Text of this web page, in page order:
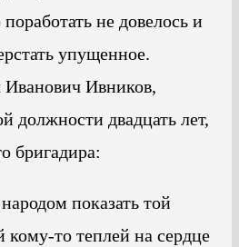
не довелось и
упущенное.
Ивников,
должности двадцать лет,
бригадира:
показать той
кому-то теплей на сердце